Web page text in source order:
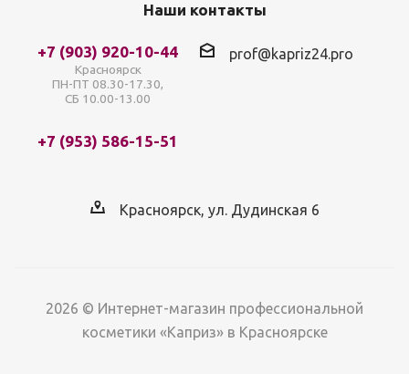
Наши контакты
+7 (903) 920-10-44
Красноярск
ПН-ПТ 08.30-17.30,
СБ 10.00-13.00
+7 (953) 586-15-51
prof@kapriz24.pro
Красноярск, ул. Дудинская 6
2026 © Интернет-магазин профессиональной
косметики «Каприз» в Красноярске